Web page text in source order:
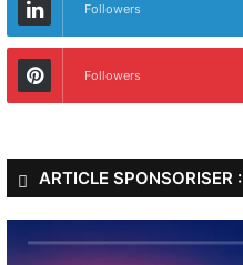
Followers
Followers
ARTICLE SPONSORISER :